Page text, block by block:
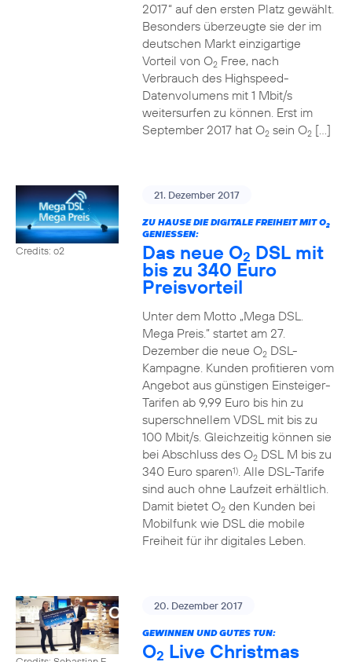
2017“ auf den ersten Platz gewählt.
Besonders überzeugte sie der im
deutschen Markt einzigartige
Vorteil von O2Free, nach
Verbrauch des Highspeed-
Datenvolumens mit 1 Mbit/s
weitersurfen zu können. Erst im
September 2017 hat O2sein O2[…]
Credits: o2
21. Dezember 2017
ZU HAUSE DIE DIGITALE FREIHEIT MIT O2
GENIESSEN:
Das neue O2 DSL mit
bis zu 340 Euro
Preisvorteil
Unter dem Motto „Mega DSL.
Mega Preis.” startet am 27.
Dezember die neue O2DSL-
Kampagne. Kunden profitieren vom
Angebot aus günstigen Einsteiger-
Tarifen ab 9,99 Euro bis hin zu
superschnellem VDSL mit bis zu
100 Mbit/s. Gleichzeitig können sie
bei Abschluss des O2DSL M bis zu
340 Euro sparen1). Alle DSL-Tarife
sind auch ohne Laufzeit erhältlich.
Damit bietet O2den Kunden bei
Mobilfunk wie DSL die mobile
Freiheit für ihr digitales Leben.
20. Dezember 2017
GEWINNEN UND GUTES TUN:
O2 Live Christmas